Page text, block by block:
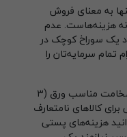
به معنای فروش
هزینه‌هاست. عدم
یک سوراخ کوچک در
تمام سرمایه‌تان را
با درک قانون “وزن حجمی”، انتخاب ضخامت مناسب ورق (۳
برای کالاهای نامتعارف
هزینه‌های پستی